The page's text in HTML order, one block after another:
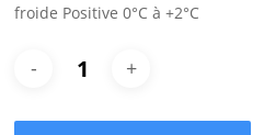
froide Positive 0°C à +2°C